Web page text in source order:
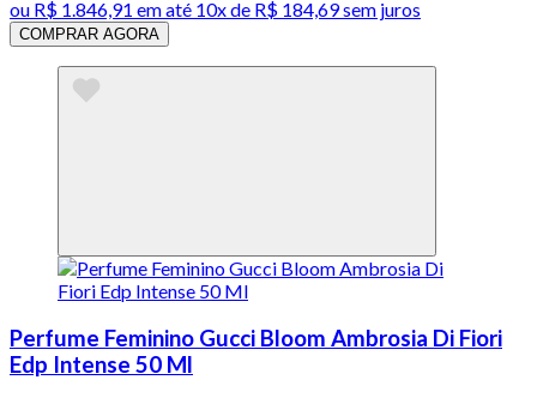
ou R$ 1.846,91 em até 10x de R$ 184,69 sem juros
COMPRAR AGORA
Perfume Feminino Gucci Bloom Ambrosia Di Fiori
Edp Intense 50 Ml